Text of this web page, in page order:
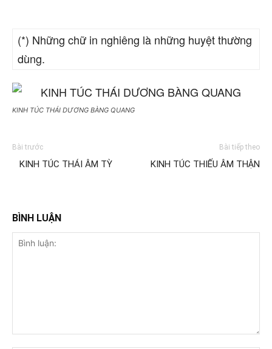
(*) Những chữ in nghiêng là những huyệt thường
dùng.
KINH TÚC THÁI DƯƠNG BÀNG QUANG
Bài trước
KINH TÚC THÁI ÂM TỲ
Bài tiếp theo
KINH TÚC THIẾU ÂM THẬN
BÌNH LUẬN